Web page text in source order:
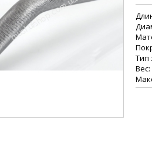
Тип
Вес: